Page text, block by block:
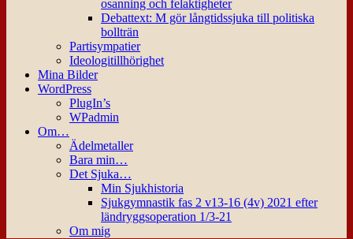
osanning och felaktigheter
Debattext: M gör långtidssjuka till politiska
bollträn
Partisympatier
Ideologitillhörighet
Mina Bilder
WordPress
PlugIn’s
WPadmin
Om…
Ädelmetaller
Bara min…
Det Sjuka…
Min Sjukhistoria
Sjukgymnastik fas 2 v13-16 (4v) 2021 efter
ländryggsoperation 1/3-21
Om mig